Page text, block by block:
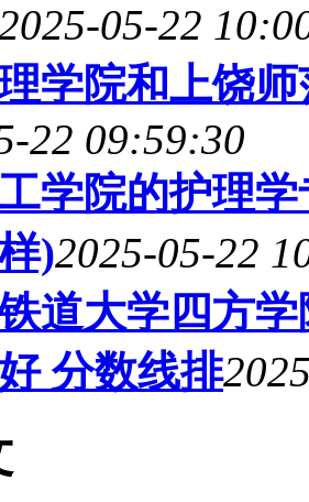
05-22
学院和上饶
22 09:59:30
学院的护理
)2025-05-22
道大学四方
分数线排